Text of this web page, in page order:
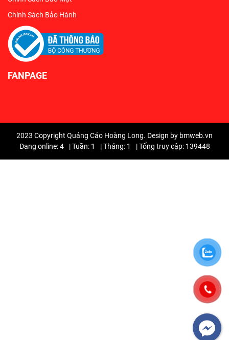
Chính Sách Bảo Hành
FANPAGE
2023 Copyright Quảng Cáo Hoàng Long. Design by bmweb.vn
Đang online: 4
|Tuần: 1 |Tháng: 1 |Tổng truy cập: 139448